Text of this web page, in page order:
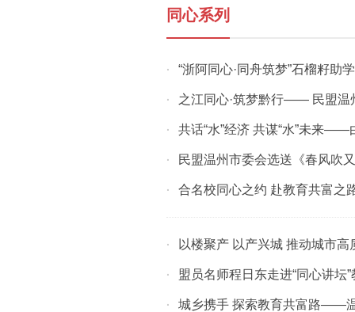
同心系列
· “浙阿同心·同舟筑梦”石榴籽助
· 之江同心·筑梦黔行—— 民盟温
· 共话“水”经济 共谋“水”未来——由
· 民盟温州市委会选送《春风吹
· 合名校同心之约 赴教育共富之
· 以楼聚产 以产兴城 推动城市
· 盟员名师程日东走进“同心讲坛
· 城乡携手 探索教育共富路——温州民